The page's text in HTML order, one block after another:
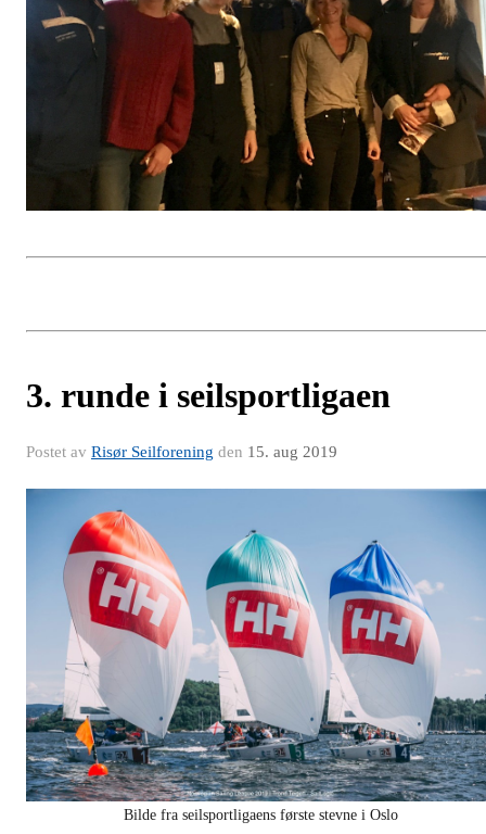
3. runde i seilsportligaen
Postet av Risør Seilforening den 15. aug 2019
Bilde fra seilsportligaens første stevne i Oslo